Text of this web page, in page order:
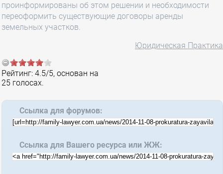
проинформированы об этом решении и необходимости
переоформить существующие договоры аренды
земельных участков.
Юридическая Практика
Рейтинг: 4.5/5, основан на
25 голосах.
Ссылка для форумов:
Ссылка для Вашего ресурса или ЖЖ: